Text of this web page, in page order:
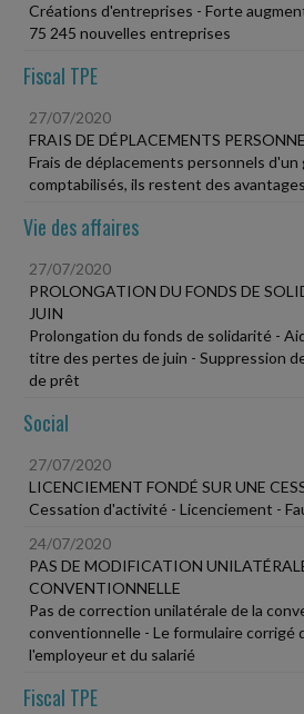
Créations d'entreprises - Forte
75 245 nouvelles entreprises
Fiscal TPE
27/07/2020
FRAIS DE DÉPLACEMENTS
Frais de déplacements personnels
comptabilisés, ils restent des
Vie des affaires
27/07/2020
PROLONGATION DU FONDS DE
JUIN
Prolongation du fonds de solidarité -
titre des pertes de juin - Suppression
de prêt
Social
27/07/2020
LICENCIEMENT FONDÉ SUR UNE
Cessation d'activité - Licenciement -
24/07/2020
PAS DE MODIFICATION
CONVENTIONNELLE
Pas de correction unilatérale de la
conventionnelle - Le formulaire corrigé
l'employeur et du salarié
Fiscal TPE